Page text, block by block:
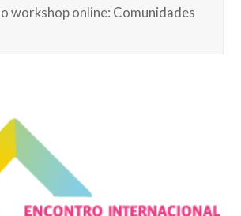
workshop online: Comunidades